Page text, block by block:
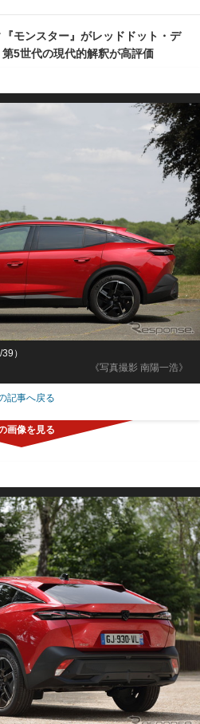
『モンスター』がレッドドット・デ
5世代の現代的解釈が高評価
《写真撮影 南陽一浩》
）
記事へ戻る